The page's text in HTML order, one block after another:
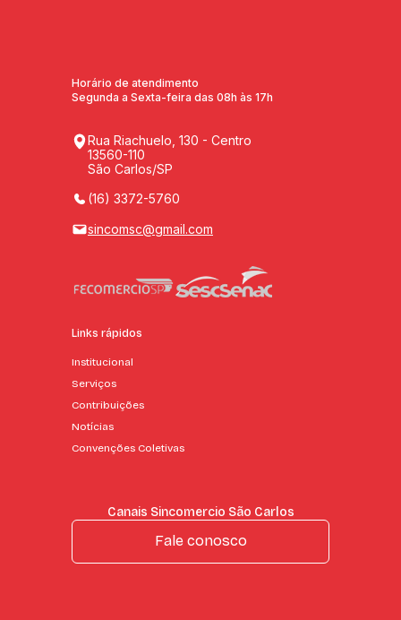
Horário de atendimento
Segunda a Sexta-feira das 08h às 17h
Rua Riachuelo, 130 - Centro
13560-110
São Carlos/SP
(16) 3372-5760
sincomsc@gmail.com
Links rápidos
Institucional
Serviços
Contribuições
Notícias
Convenções Coletivas
Canais Sincomercio São Carlos
Fale conosco